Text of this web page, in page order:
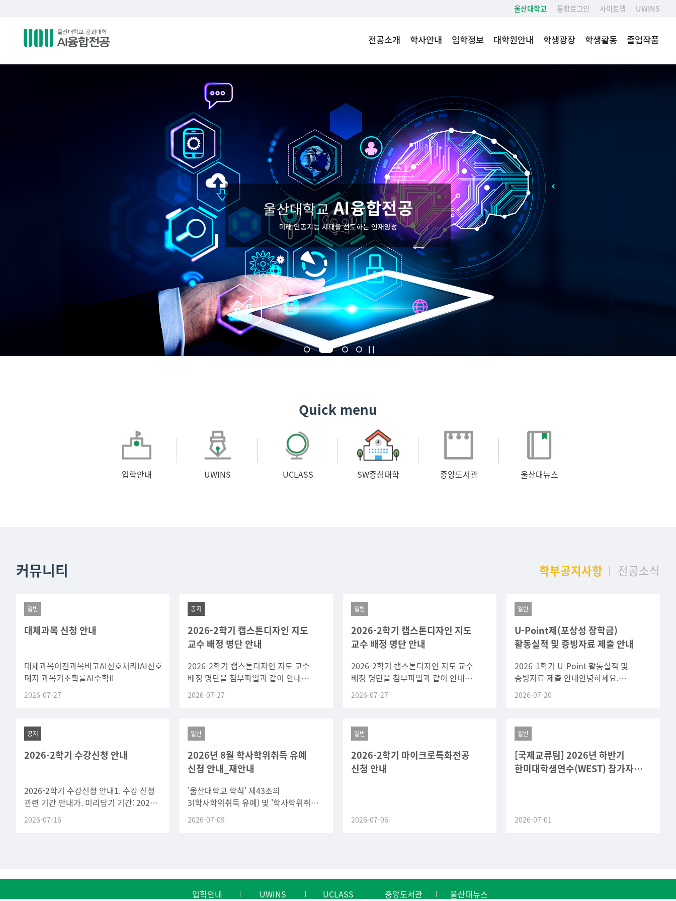
울산대학교 통합로그인 사이트맵 UWINS
전공소개 학사안내 입학정보 대학원안내 학생광장 학생활동 졸업작품
Quick menu
입학안내 UWINS UCLASS SW중심대학 중앙도서관 울산대뉴스
커뮤니티 학부공지사항 전공소식
일반
대체과목 신청 안내
대체과목이전과목비고AI신호처리IAI신호처리AI수치해석
폐지 과목기초확률AI수학II
2026-07-27
공지
2026-2학기 캡스톤디자인 지도
교수 배정 명단 안내
2026-2학기 캡스톤디자인 지도 교수
배정 명단을 첨부파일과 같이 안내
드립니다.확인 후 수강 신청 시 배정된
지도 교수님에 맞게 신청하기 바랍니다.
2026-07-27
일반
2026-2학기 캡스톤디자인 지도
교수 배정 명단 안내
2026-2학기 캡스톤디자인 지도 교수
배정 명단을 첨부파일과 같이 안내
드립니다.확인 후 수강 신청 시 배정된
지도 교수님에 맞게 신청하기 바랍니다.
2026-07-27
일반
U-Point제(포상성 장학금)
활동실적 및 증빙자료 제출 안내
2026-1학기 U-Point 활동실적 및
증빙자료 제출 안내안녕하세요.
SW중심대학사업단입니다.2026-1학기
U-Point 활동실적 확인을 위해 아래와
2026-07-20
공지
2026-2학기 수강신청 안내
2026-2학기 수강신청 안내1. 수강 신청
관련 기간 안내가. 미리담기 기간: 2026.
7. 27.(월) 10:00 ~ 7. 28.(화)
22:00(2일간)
2026-07-16
일반
2026년 8월 학사학위취득 유예
신청 안내_재안내
'울산대학교 학칙' 제43조의
3(학사학위취득 유예) 및 '학사학위취득
유예 운영 규정'에 의거하여, 2026년 8월
졸업가능자의 학사학위취득 유예 신청을
2026-07-09
일반
2026-2학기 마이크로특화전공
신청 안내
2026-07-06
일반
[국제교류팀] 2026년 하반기
한미대학생연수(WEST) 참가자
2026-07-01
입학안내 UWINS UCLASS 중앙도서관 울산대뉴스